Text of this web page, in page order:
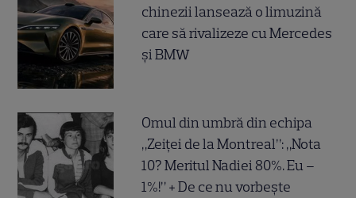
chinezii lansează o limuzină
care să rivalizeze cu Mercedes
și BMW
Omul din umbră din echipa
„Zeiței de la Montreal”: „Nota
10? Meritul Nadiei 80%. Eu –
1%!” + De ce nu vorbește